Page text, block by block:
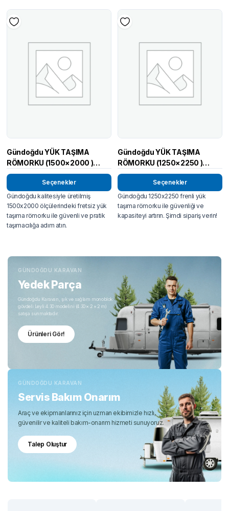
Gündoğdu YÜK TAŞIMA
RÖMORKU (1500×2000 )
FRENSİZ
Seçenekler
Gündoğdu kalitesiyle üretilmiş
1500x2000 ölçülerindeki fretsiz yük
taşıma römorku ile güvenli ve pratik
taşımacılığa adım atın.
Gündoğdu YÜK TAŞIMA
RÖMORKU (1250×2250 )
FRENLİ
Seçenekler
Gündoğdu 1250x2250 frenli yük
taşıma römorku ile güvenliği ve
kapasiteyi artırın. Şimdi sipariş verin!
GÜNDOĞDU KARAVAN
Yedek Parça
Gündoğdu Karavan, şık ve sağlam monoblok
gövdeli Leyli 4.30 modelini (4.30 × 2 × 2 m)
satışa sunmaktadır.
Ürünleri Gör!
GÜNDOĞDU KARAVAN
Servis Bakım Onarım
Araç ve ekipmanlarınız için uzman ekibimizle hızlı,
güvenilir ve kaliteli bakım-onarım hizmeti sunuyoruz.
Talep Oluştur